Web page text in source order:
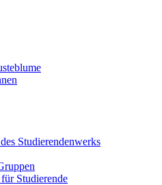
Studierendenwerks
Studierende